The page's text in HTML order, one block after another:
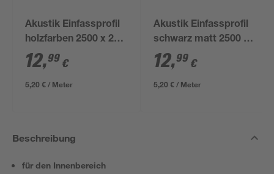
Akustik Einfassprofil
holzfarben 2500 x 24
mm
12,99 €
5,20 € / Meter
Akustik Einfassprofil
schwarz matt 2500 x
24 mm
12,99 €
5,20 € / Meter
Beschreibung
für den Innenbereich